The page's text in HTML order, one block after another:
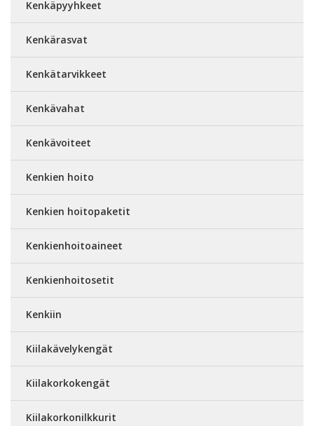
Kenkäpyyhkeet
Kenkärasvat
Kenkätarvikkeet
Kenkävahat
Kenkävoiteet
Kenkien hoito
Kenkien hoitopaketit
Kenkienhoitoaineet
Kenkienhoitosetit
Kenkiin
Kiilakävelykengät
Kiilakorkokengät
Kiilakorkonilkkurit